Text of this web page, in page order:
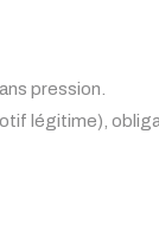
pression.
légitime),